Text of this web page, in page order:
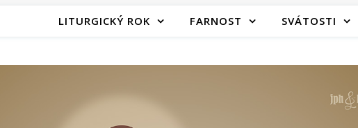
LITURGICKÝ ROK FARNOST SVÁTOSTI